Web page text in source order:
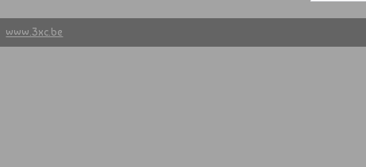
www.3xc.be